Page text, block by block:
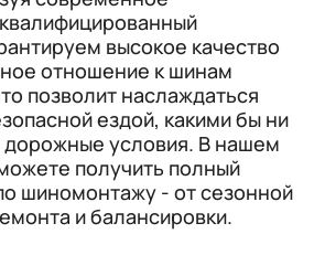
высокое качество
отношение к шинам
позволит наслаждаться
ездой, какими бы ни
дорожные условия. В нашем
получить полный
шиномонтажу - от сезонной
и балансировки.